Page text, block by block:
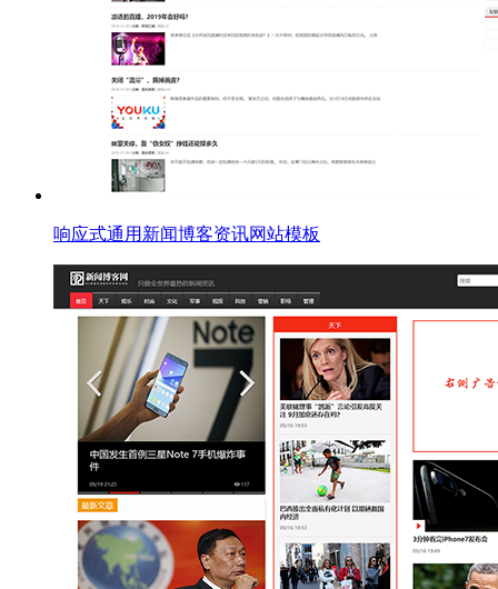
响应式通用新闻博客资讯网站模板